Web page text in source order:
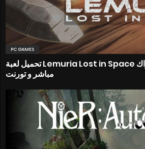
PC GAMES
تحميل لعبة Lemuria Lost in Space بكراك PLAZA برابط
مباشر و تورنت